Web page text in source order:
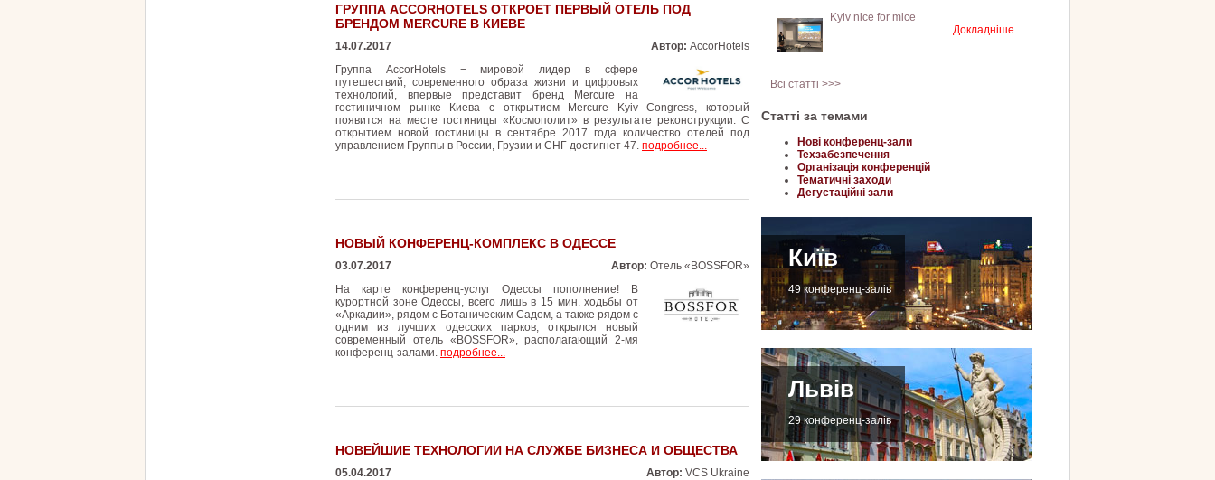
ГРУППА ACCORHOTELS ОТКРОЕТ ПЕРВЫЙ ОТЕЛЬ ПОД
БРЕНДОМ MERCURE В КИЕВЕ
14.07.2017 Автор: AccorHotels
Группа AccorHotels − мировой лидер в сфере
путешествий, современного образа жизни и цифровых
технологий, впервые представит бренд Mercure на
гостиничном рынке Киева с открытием Mercure Kyiv Congress, который
появится на месте гостиницы «Космополит» в результате реконструкции. С
открытием новой гостиницы в сентябре 2017 года количество отелей под
управлением Группы в России, Грузии и СНГ достигнет 47. подробнее...
НОВЫЙ КОНФЕРЕНЦ-КОМПЛЕКС В ОДЕССЕ
03.07.2017 Автор: Отель «BOSSFOR»
На карте конференц-услуг Одессы пополнение! В
курортной зоне Одессы, всего лишь в 15 мин. ходьбы от
«Аркадии», рядом с Ботаническим Садом, а также рядом с
одним из лучших одесских парков, открылся новый
современный отель «BOSSFOR», располагающий 2-мя
конференц-залами. подробнее...
НОВЕЙШИЕ ТЕХНОЛОГИИ НА СЛУЖБЕ БИЗНЕСА И ОБЩЕСТВА
05.04.2017 Автор: VCS Ukraine
Kyiv nice for mice
Докладніше...
Всі статті >>>
Статті за темами
Нові конференц-зали
Техзабезпечення
Організація конференцій
Тематичні заходи
Дегустаційні зали
Київ
49 конференц-залів
Львів
29 конференц-залів